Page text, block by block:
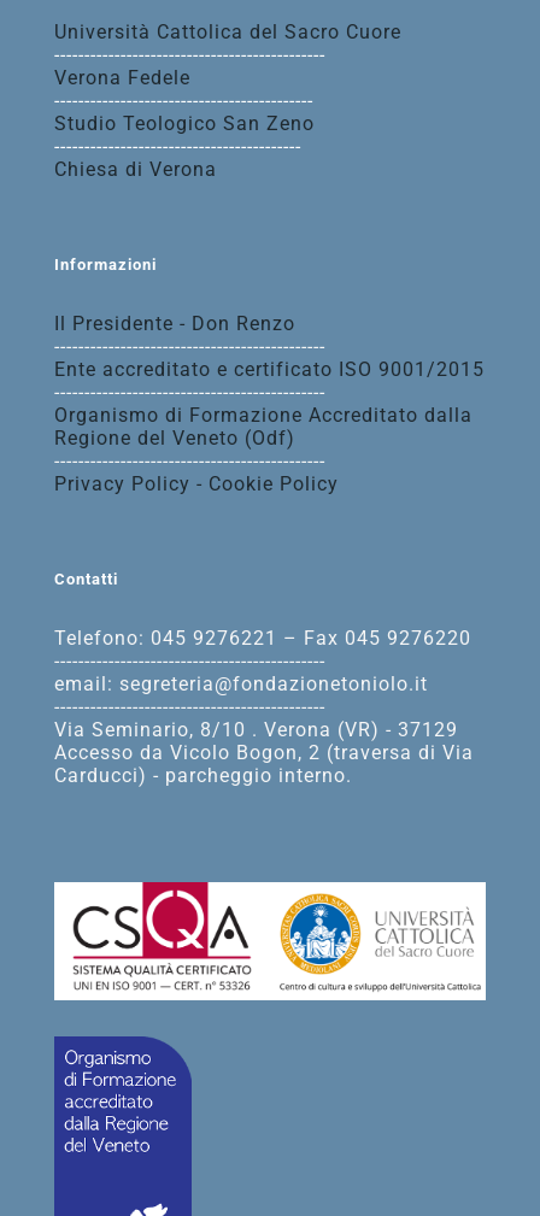
Università Cattolica del Sacro Cuore
---------------------------------------------
Verona Fedele
-------------------------------------------
Studio Teologico San Zeno
-----------------------------------------
Chiesa di Verona
Informazioni
Il Presidente - Don Renzo
---------------------------------------------
Ente accreditato e certificato ISO 9001/2015
---------------------------------------------
Organismo di Formazione Accreditato dalla
Regione del Veneto (Odf)
---------------------------------------------
Privacy Policy - Cookie Policy
Contatti
Telefono: 045 9276221 – Fax 045 9276220
---------------------------------------------
email: segreteria@fondazionetoniolo.it
---------------------------------------------
Via Seminario, 8/10 . Verona (VR) - 37129
Accesso da Vicolo Bogon, 2 (traversa di Via
Carducci) - parcheggio interno.